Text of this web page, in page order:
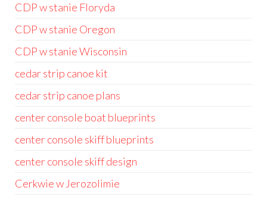
CDP w stanie Floryda
CDP w stanie Oregon
CDP w stanie Wisconsin
cedar strip canoe kit
cedar strip canoe plans
center console boat blueprints
center console skiff blueprints
center console skiff design
Cerkwie w Jerozolimie